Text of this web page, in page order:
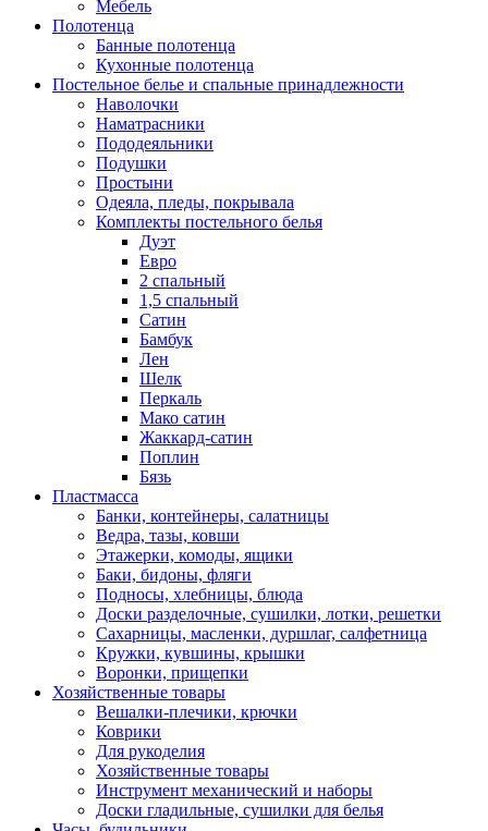
Мебель
Полотенца
Банные полотенца
Кухонные полотенца
Постельное белье и спальные принадлежности
Наволочки
Наматрасники
Пододеяльники
Подушки
Простыни
Одеяла, пледы, покрывала
Комплекты постельного белья
Дуэт
Евро
2 спальный
1,5 спальный
Сатин
Бамбук
Лен
Шелк
Перкаль
Мако сатин
Жаккард-сатин
Поплин
Бязь
Пластмасса
Банки, контейнеры, салатницы
Ведра, тазы, ковши
Этажерки, комоды, ящики
Баки, бидоны, фляги
Подносы, хлебницы, блюда
Доски разделочные, сушилки, лотки, решетки
Сахарницы, масленки, дуршлаг, салфетница
Кружки, кувшины, крышки
Воронки, прищепки
Хозяйственные товары
Вешалки-плечики, крючки
Коврики
Для рукоделия
Хозяйственные товары
Инструмент механический и наборы
Доски гладильные, сушилки для белья